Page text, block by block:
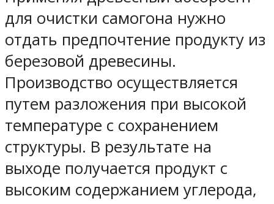
для очистки самогона нужно
отдать предпочтение продукту из
березовой древесины.
Производство осуществляется
путем разложения при высокой
температуре с сохранением
структуры. В результате на
выходе получается продукт с
высоким содержанием углерода,